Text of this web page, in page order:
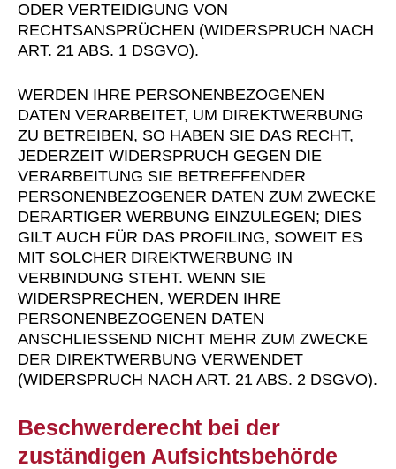
ODER VERTEIDIGUNG VON
RECHTSANSPRÜCHEN (WIDERSPRUCH NACH
ART. 21 ABS. 1 DSGVO).
WERDEN IHRE PERSONENBEZOGENEN
DATEN VERARBEITET, UM DIREKTWERBUNG
ZU BETREIBEN, SO HABEN SIE DAS RECHT,
JEDERZEIT WIDERSPRUCH GEGEN DIE
VERARBEITUNG SIE BETREFFENDER
PERSONENBEZOGENER DATEN ZUM ZWECKE
DERARTIGER WERBUNG EINZULEGEN; DIES
GILT AUCH FÜR DAS PROFILING, SOWEIT ES
MIT SOLCHER DIREKTWERBUNG IN
VERBINDUNG STEHT. WENN SIE
WIDERSPRECHEN, WERDEN IHRE
PERSONENBEZOGENEN DATEN
ANSCHLIESSEND NICHT MEHR ZUM ZWECKE
DER DIREKTWERBUNG VERWENDET
(WIDERSPRUCH NACH ART. 21 ABS. 2 DSGVO).
Beschwerde­recht bei der
zuständigen Aufsichts­behörde